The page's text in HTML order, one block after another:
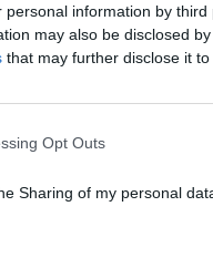
information by third
may also be disclosed
that may further disclose it
Opt Outs
Sharing of my personal
per a tornar a
en una gran jugada
molt intens, i una altra
restaven sis minuts per
sobre el terreny de joc,